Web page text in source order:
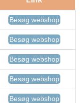
Besøg webshop
Besøg webshop
Besøg webshop
Besøg webshop
Besøg webshop